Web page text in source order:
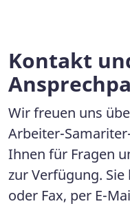
Kontakt
Wir freuen uns
Arbeiter-
Ihnen für Fragen
zur Verfügung.
oder Fax, per E-